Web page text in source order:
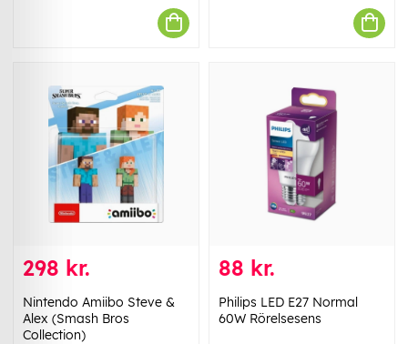
298 kr.
Nintendo Amiibo Steve &
Alex (Smash Bros
Collection)
88 kr.
Philips LED E27 Normal
60W Rörelsesens